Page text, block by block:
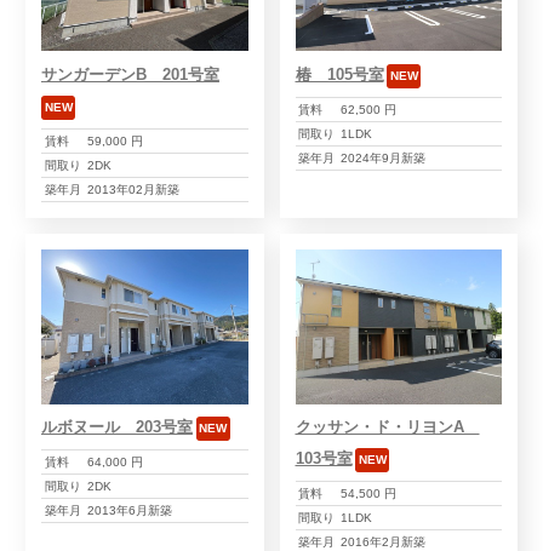
サンガーデンB 201号室
NEW
賃料
59,000 円
間取り
2DK
築年月
2013年02月新築
椿 105号室 NEW
賃料
62,500 円
間取り
1LDK
築年月
2024年9月新築
ルボヌール 203号室 NEW
賃料
64,000 円
間取り
2DK
築年月
2013年6月新築
クッサン・ド・リヨンA
103号室 NEW
賃料
54,500 円
間取り
1LDK
築年月
2016年2月新築